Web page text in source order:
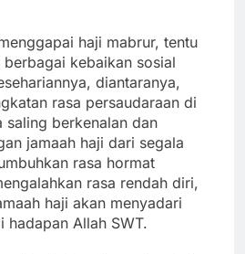
haji mabrur, tentu
kebaikan sosial
diantaranya,
rasa persaudaraan di
saling berkenalan dan
jamaah haji dari segala
rasa hormat
rasa rendah diri,
haji akan menyadari
hadapan Allah SWT.